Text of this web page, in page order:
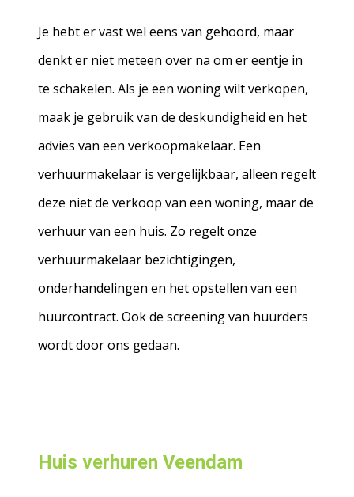
Je hebt er vast wel eens van gehoord, maar
denkt er niet meteen over na om er eentje in
te schakelen. Als je een woning wilt verkopen,
maak je gebruik van de deskundigheid en het
advies van een verkoopmakelaar. Een
verhuurmakelaar is vergelijkbaar, alleen regelt
deze niet de verkoop van een woning, maar de
verhuur van een huis. Zo regelt onze
verhuurmakelaar bezichtigingen,
onderhandelingen en het opstellen van een
huurcontract. Ook de screening van huurders
wordt door ons gedaan.
Huis verhuren Veendam